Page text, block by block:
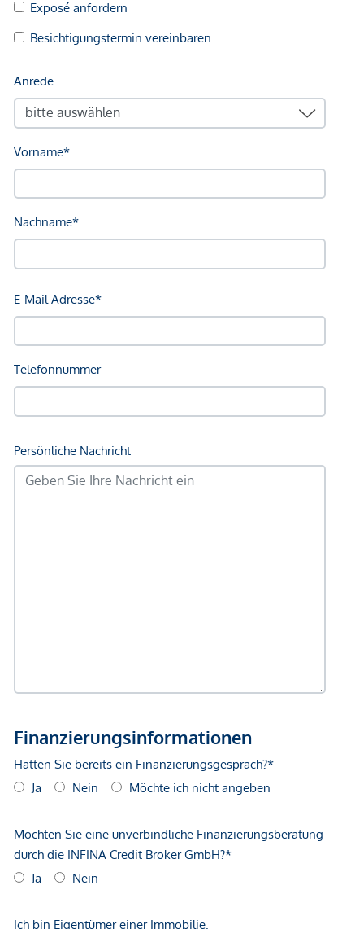
Nahversorgung
Bäckerei <250m
Sonstige
Geldautomat <250m
Bank <250m
Post <250m
Verkehr
U-Bahn <250m
Angaben Entfernung Luftlinie / Quelle: OpenStreetMap
GmbH zustande. Das Objekt wird von einem externen
Immobilienunternehmen angeboten. Allfällige aus dem
Vertragsabschluss resultierende Rechte sind ausschließlich